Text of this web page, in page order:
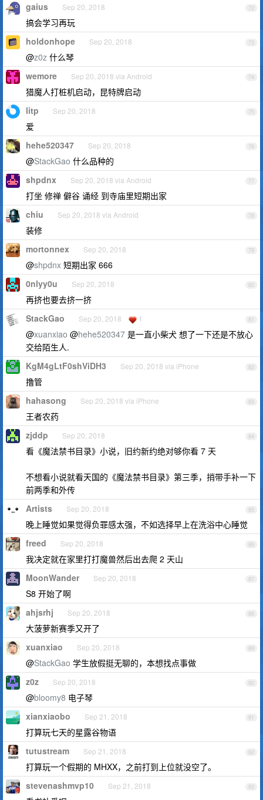
72
gaius Sep 20, 2018
搞会学习再玩
73
holdonhope Sep 20, 2018
@z0z 什么琴
74
wemore Sep 20, 2018 via Android
猎魔人打桩机启动，昆特牌启动
75
litp Sep 20, 2018
爱
76
hehe520347 Sep 20, 2018
@StackGao 什么品种的
77
shpdnx Sep 20, 2018 via Android
打坐 修禅 僻谷 诵经 到寺庙里短期出家
78
chiu Sep 20, 2018 via Android
装修
79
mortonnex Sep 20, 2018
@shpdnx 短期出家 666
80
0nlyy0u Sep 20, 2018
再挤也要去挤一挤
81
StackGao Sep 20, 2018 1
@xuanxiao @hehe520347 是一直小柴犬 想了一下还是不放心
交给陌生人.
82
KgM4gLtF0shViDH3 Sep 20, 2018 via iPhone
撸管
83
hahasong Sep 20, 2018 via iPhone
王者农药
84
zjddp Sep 20, 2018
看《魔法禁书目录》小说，旧约新约绝对够你看 7 天
不想看小说就看天国的《魔法禁书目录》第三季，捎带手补一下
前两季和外传
85
Artists Sep 20, 2018
晚上睡觉如果觉得负罪感太强，不如选择早上在洗浴中心睡觉
86
freed Sep 20, 2018
我决定就在家里打打魔兽然后出去爬 2 天山
87
MoonWander Sep 20, 2018
S8 开始了啊
88
ahjsrhj Sep 20, 2018
大菠萝新赛季又开了
89
xuanxiao Sep 20, 2018
@StackGao 学生放假挺无聊的，本想找点事做
90
z0z Sep 20, 2018
@bloomy8 电子琴
91
xianxiaobo Sep 21, 2018
打算玩七天的星露谷物语
92
tutustream Sep 21, 2018
打算玩一个假期的 MHXX，之前打到上位就没空了。
93
stevenashmvp10 Sep 21, 2018